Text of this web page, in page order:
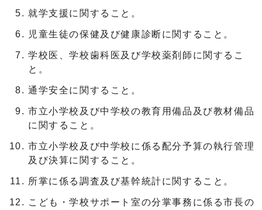
就学支援に関すること。
児童生徒の保健及び健康診断に関すること。
学校医、学校歯科医及び学校薬剤師に関するこ
と。
通学安全に関すること。
市立小学校及び中学校の教育用備品及び教材備品
に関すること。
市立小学校及び中学校に係る配分予算の執行管理
及び決算に関すること。
所掌に係る調査及び基幹統計に関すること。
こども・学校サポート室の分掌事務に係る市長の